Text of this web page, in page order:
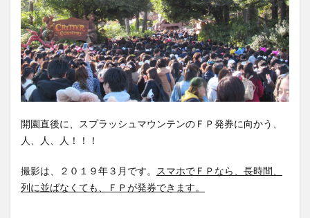
開園直後に、スプラッシュマウンテンのＦＰ発券に向かう、
人、人、人！！！
撮影は、２０１９年３月です。
スマホでＦＰなら、長時間、
列に並ばなくても、ＦＰが発券できます。